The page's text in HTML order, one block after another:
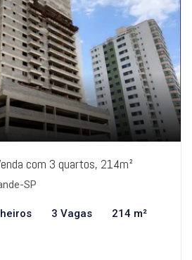
com 3 quartos, 214m²
SP
3 Vagas 214 m²